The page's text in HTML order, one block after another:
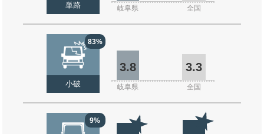
単路 岐阜県 全国
83%
小破
3.8 3.3
岐阜県 全国
9%